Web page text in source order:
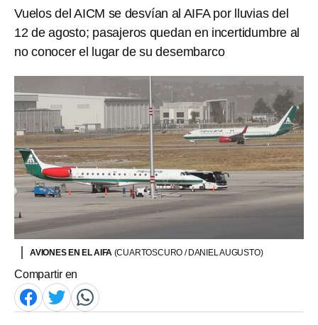
Vuelos del AICM se desvían al AIFA por lluvias del
12 de agosto; pasajeros quedan en incertidumbre al
no conocer el lugar de su desembarco
AVIONES EN EL AIFA (CUARTOSCURO / DANIEL AUGUSTO)
Compartir en